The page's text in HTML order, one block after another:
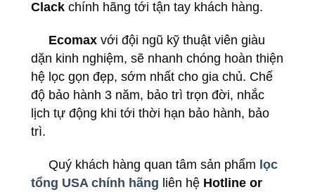
Clack chính hãng tới tận tay khách hàng.
Ecomax với đội ngũ kỹ thuật viên giàu
dặn kinh nghiệm, sẽ nhanh chóng hoàn thiện
hệ lọc gọn đẹp, sớm nhất cho gia chủ. Chế
độ bảo hành 3 năm, bảo trì trọn đời, nhắc
lịch tự động khi tới thời hạn bảo hành, bảo
trì.
Quý khách hàng quan tâm sản phẩm lọc
tổng USA chính hãng liên hệ Hotline or